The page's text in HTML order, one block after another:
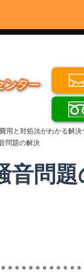
用と対処法がわかる解決
問題の解決
音問